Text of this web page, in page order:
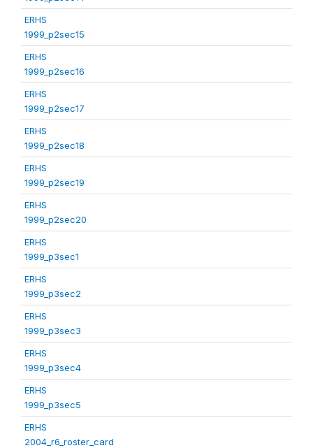
ERHS
1999_p2sec15
ERHS
1999_p2sec16
ERHS
1999_p2sec17
ERHS
1999_p2sec18
ERHS
1999_p2sec19
ERHS
1999_p2sec20
ERHS
1999_p3sec1
ERHS
1999_p3sec2
ERHS
1999_p3sec3
ERHS
1999_p3sec4
ERHS
1999_p3sec5
ERHS
2004_r6_roster_card